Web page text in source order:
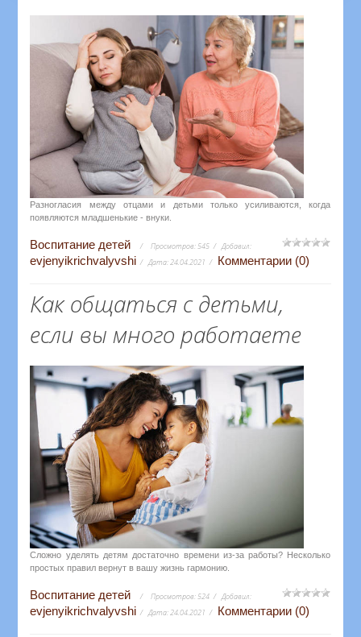
Разногласия между отцами и детьми только усиливаются, когда
появляются младшенькие - внуки.
Воспитание детей Просмотров:545 Добавил:
evjenyikrichvalyvshi Дата:24.04.2021 Комментарии (0)
Как общаться с детьми,
если вы много работаете
Сложно уделять детям достаточно времени из-за работы? Несколько
простых правил вернут в вашу жизнь гармонию.
Воспитание детей Просмотров:524 Добавил:
evjenyikrichvalyvshi Дата:24.04.2021 Комментарии (0)